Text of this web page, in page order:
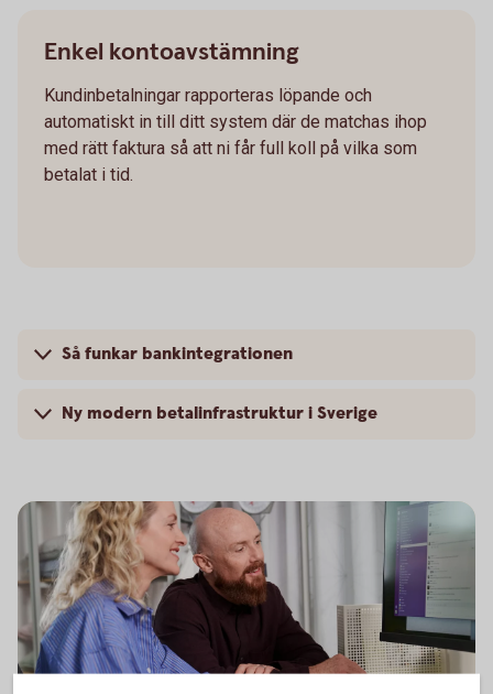
Enkel kontoavstämning
Kundinbetalningar rapporteras löpande och
automatiskt in till ditt system där de matchas ihop
med rätt faktura så att ni får full koll på vilka som
betalat i tid.
Så funkar bankintegrationen
Ny modern betalinfrastruktur i Sverige